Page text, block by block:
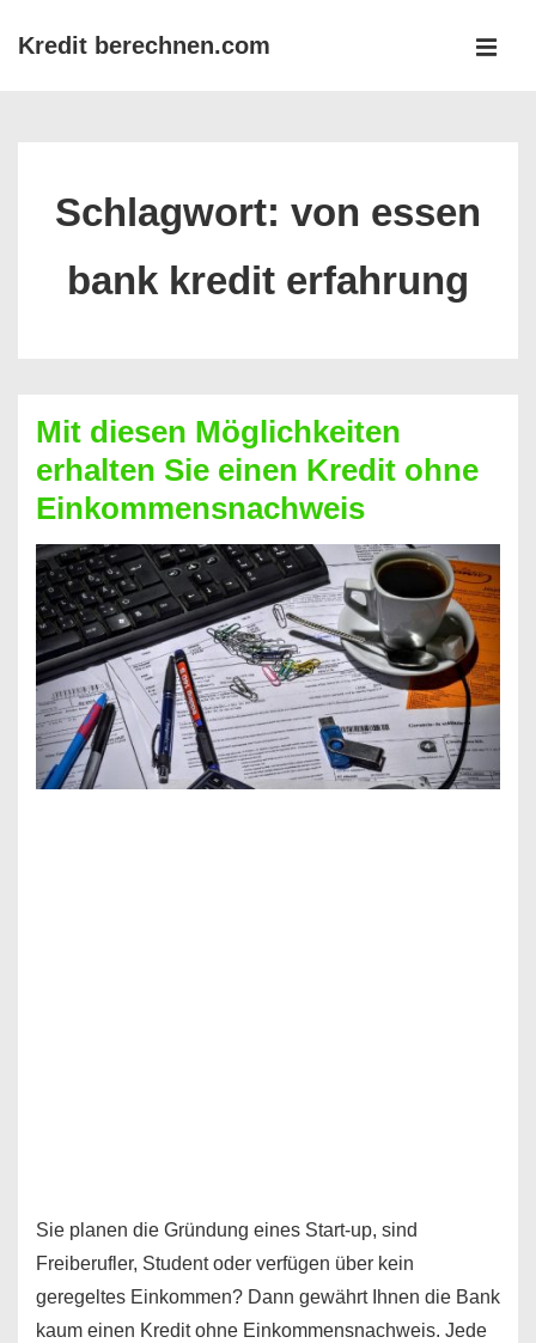
ZumKredit berechnen.com
Schlagwort: von essen
bank kredit erfahrung
Mit diesen Möglichkeiten
erhalten Sie einen Kredit ohne
Einkommensnachweis
Sie planen die Gründung eines Start-up, sind
Freiberufler, Student oder verfügen über kein
geregeltes Einkommen? Dann gewährt Ihnen die Bank
kaum einen Kredit ohne Einkommensnachweis. Jede